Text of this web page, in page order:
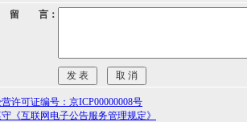
留 言：
许可证编号：京ICP00000008号
《互联网电子公告服务管理规定》